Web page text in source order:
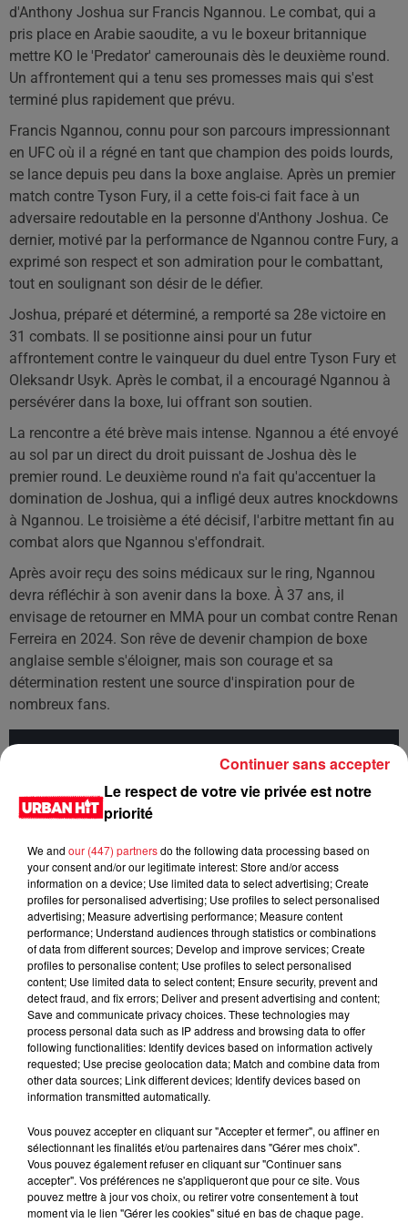
d'Anthony Joshua sur Francis Ngannou. Le combat, qui a
pris place en Arabie saoudite, a vu le boxeur britannique
mettre KO le 'Predator' camerounais dès le deuxième round.
Un affrontement qui a tenu ses promesses mais qui s'est
terminé plus rapidement que prévu.
Francis Ngannou, connu pour son parcours impressionnant
en UFC où il a régné en tant que champion des poids lourds,
se lance depuis peu dans la boxe anglaise. Après un premier
match contre Tyson Fury, il a cette fois-ci fait face à un
adversaire redoutable en la personne d'Anthony Joshua. Ce
dernier, motivé par la performance de Ngannou contre Fury, a
exprimé son respect et son admiration pour le combattant,
tout en soulignant son désir de le défier.
Joshua, préparé et déterminé, a remporté sa 28e victoire en
31 combats. Il se positionne ainsi pour un futur
affrontement contre le vainqueur du duel entre Tyson Fury et
Oleksandr Usyk. Après le combat, il a encouragé Ngannou à
persévérer dans la boxe, lui offrant son soutien.
La rencontre a été brève mais intense. Ngannou a été envoyé
au sol par un direct du droit puissant de Joshua dès le
premier round. Le deuxième round n'a fait qu'accentuer la
domination de Joshua, qui a infligé deux autres knockdowns
à Ngannou. Le troisième a été décisif, l'arbitre mettant fin au
combat alors que Ngannou s'effondrait.
Après avoir reçu des soins médicaux sur le ring, Ngannou
devra réfléchir à son avenir dans la boxe. À 37 ans, il
envisage de retourner en MMA pour un combat contre Renan
Ferreira en 2024. Son rêve de devenir champion de boxe
anglaise semble s'éloigner, mais son courage et sa
détermination restent une source d'inspiration pour de
nombreux fans.
Cet élément est masqué compte-tenu du refus du
souhaitez l'afficher, merci de nous donner votre accord
en cliquant sur le bouton ci-dessous.
Afficher l'élément
LES DERNIÈRES NEWS Voir plus
Jay-Z se bat contre la grand-mère
d'un homme prétendant être son fils
Cassie met fin à une ex-escorte
Des vitres tombent de la tour
Le respect de votre vie privée est notre
priorité
We and our (447) partnersdo the following data processing based on
your consent and/or our legitimate interest: Store and/or access
information on a device; Use limited data to select advertising; Create
profiles for personalised advertising; Use profiles to select personalised
advertising; Measure advertising performance; Measure content
performance; Understand audiences through statistics or combinations
of data from different sources; Develop and improve services; Create
profiles to personalise content; Use profiles to select personalised
content; Use limited data to select content; Ensure security, prevent and
detect fraud, and fix errors; Deliver and present advertising and content;
Save and communicate privacy choices. These technologies may
process personal data such as IP address and browsing data to offer
following functionalities: Identify devices based on information actively
requested; Use precise geolocation data; Match and combine data from
other data sources; Link different devices; Identify devices based on
information transmitted automatically.
Vous pouvez accepter en cliquant sur "Accepter et fermer", ou affiner en
sélectionnant les finalités et/ou partenaires dans "Gérer mes choix".
Vous pouvez également refuser en cliquant sur "Continuer sans
accepter". Vos préférences ne s'appliqueront que pour ce site. Vous
pouvez mettre à jour vos choix, ou retirer votre consentement à tout
moment via le lien "Gérer les cookies" situé en bas de chaque page.
Continuer sans accepter